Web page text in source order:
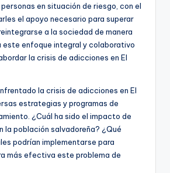
en situación de riesgo, con el
el apoyo necesario para superar
a la sociedad de manera
este enfoque integral y colaborativo
la crisis de adicciones en El
la crisis de adicciones en El
estrategias y programas de
¿Cuál ha sido el impacto de
la población salvadoreña? ¿Qué
podrían implementarse para
más efectiva este problema de